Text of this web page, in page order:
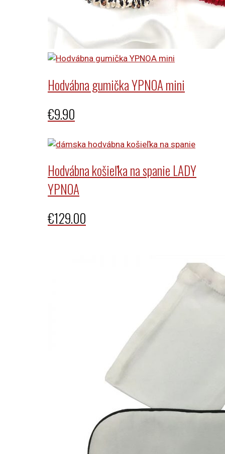
Hodvábna gumička YPNOA mini
€9.90
Hodvábna košieľka na spanie LADY
YPNOA
€129.00